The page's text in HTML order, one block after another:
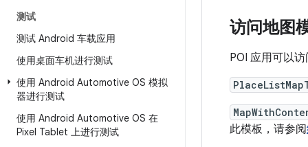
测试
测试 Android 车载应用
使用桌面车机进行测试
使用 Android Automotive OS 模拟
器进行测试
使用 Android Automotive OS 在
Pixel Tablet 上进行测试
访问地图
POI 应用可以
此模板，请参阅